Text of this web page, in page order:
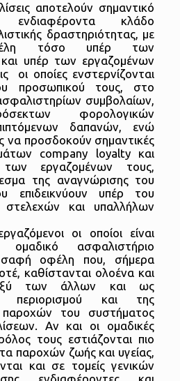
αποτελούν σημαντικό
ενδιαφέροντα κλάδο
δραστηριότητας, με
τόσο υπέρ των
και υπέρ των εργαζομένων
οι οποίες ενστερνίζονται
προσωπικού τους, στο
συμβολαίων,
φορολογικών
δαπανών, ενώ
να προσδοκούν σημαντικές
company loyalty και
των εργαζομένων τους,
της αναγνώρισης του
επιδεικνύουν υπέρ του
στελεχών και υπαλλήλων
οι οποίοι είναι
ομαδικό ασφαλιστήριο
σαφή οφέλη που, σήμερα
καθίστανται ολοένα και
των άλλων και ως
περιορισμού και της
του συστήματος
Αν και οι ομαδικές
τους εστιάζονται πιο
παροχών ζωής και υγείας,
και σε τομείς γενικών